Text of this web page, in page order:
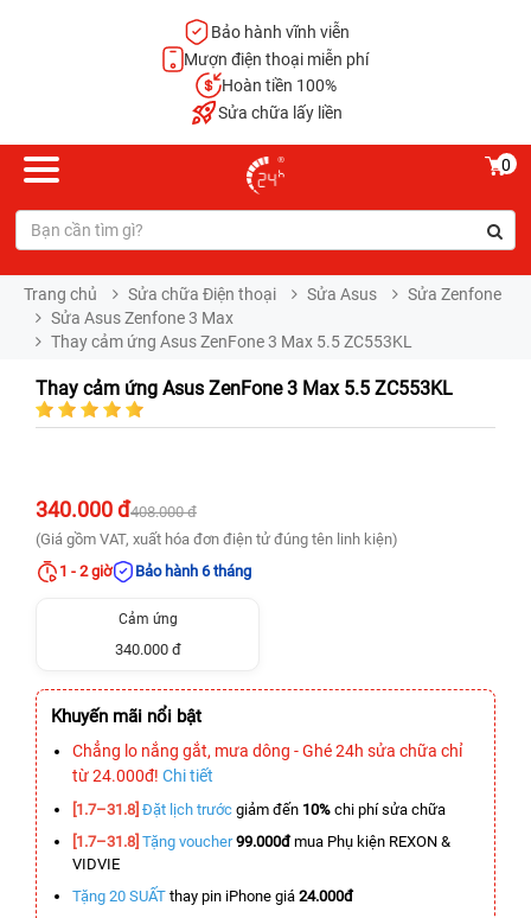
Bảo hành vĩnh viễn
Mượn điện thoại miễn phí
Hoàn tiền 100%
Sửa chữa lấy liền
0
Trang chủ Sửa chữa Điện thoại Sửa Asus
Sửa Zenfone
Sửa Asus Zenfone 3 Max
Thay cảm ứng Asus ZenFone 3 Max 5.5 ZC553KL
Thay cảm ứng Asus ZenFone 3 Max 5.5 ZC553KL
340.000 đ408.000 đ
(Giá gồm VAT, xuất hóa đơn điện tử đúng tên linh kiện)
1 - 2 giờ
Bảo hành 6 tháng
Cảm ứng
340.000 đ
Khuyến mãi nổi bật
Chẳng lo nắng gắt, mưa dông - Ghé 24h sửa chữa chỉ
từ 24.000đ! Chi tiết
[1.7–31.8] Đặt lịch trước giảm đến 10% chi phí sửa chữa
[1.7–31.8] Tặng voucher 99.000đmua Phụ kiện REXON &
VIDVIE
Tặng 20 SUẤT thay pin iPhone giá 24.000đ